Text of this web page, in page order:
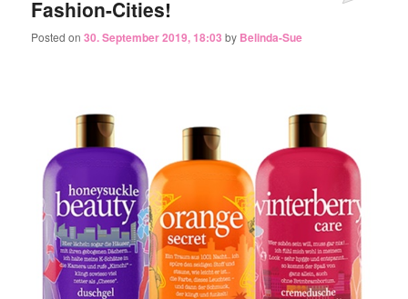
Fashion-Cities!
Posted on30. September 2019, 18:03 by Belinda-Sue